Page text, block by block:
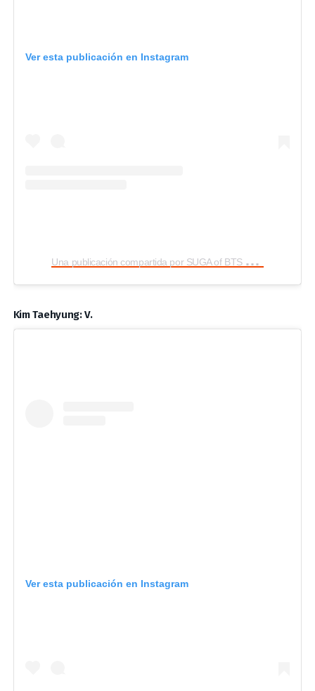
Ver esta publicación en Instagram
U
na publicación compartida por SUGA of BTS 민윤기 (@agustd)
Kim Taehyung: V.
Ver esta publicación en Instagram